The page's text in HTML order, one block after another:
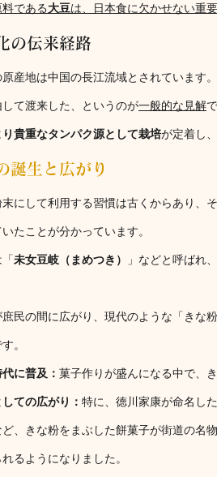
である大豆は、日本食に欠かせない重
の伝来経路
産地は中国の長江流域とされています
して渡来した、というのが一般的な見解
貴重なタンパク源として栽培が定着し
誕生と広がり
にして利用する習慣は古くからあり、
たことが分かっています。
未女豆岐（まめつき） 」などと呼ばれ
民の間に広がり、現代のような「きな
。
に普及： 菓子作りが盛んになる中で、
ての広がり： 特に、徳川家康が命名し
、きな粉をまぶした餅菓子が街道の名
るようになりました。